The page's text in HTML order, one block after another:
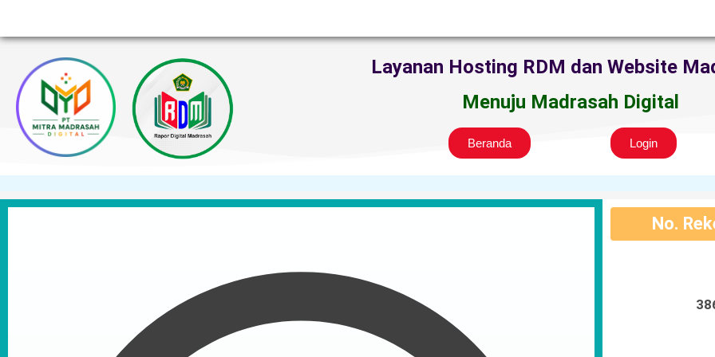
Layanan Hosting RDM dan Website
Menuju Madrasah Digital
Beranda Login
No.